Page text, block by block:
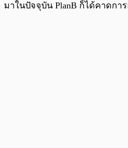
มาในปัจจุบัน PlanB ก็ได้คาดกา